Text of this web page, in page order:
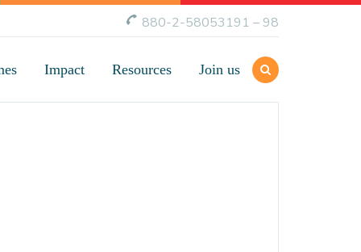
880-2-58053191 – 98
Impact Resources Join us